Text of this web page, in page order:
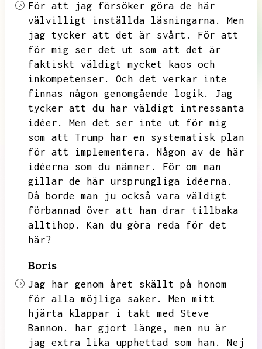
För att jag försöker göra de här
välvilligt inställda läsningarna.
Men
jag tycker att det är svårt.
För att
för mig ser det ut som att det är
faktiskt väldigt mycket kaos och
inkompetenser.
Och det verkar inte
finnas någon genomgående logik.
Jag
tycker att du har väldigt intressanta
idéer.
Men det ser inte ut för mig
som att Trump har en systematisk plan
för att implementera.
Någon av de här
idéerna som du nämner.
För om man
gillar de här ursprungliga idéerna.
Då borde man ju också vara väldigt
förbannad över att han drar tillbaka
alltihop.
Kan du göra reda för det
här?
Boris
Jag har genom året skällt på honom
för alla möjliga saker.
Men mitt
hjärta klappar i takt med Steve
Bannon.
har gjort länge,
men nu är
jag extra lika upphettad som han.
Nej